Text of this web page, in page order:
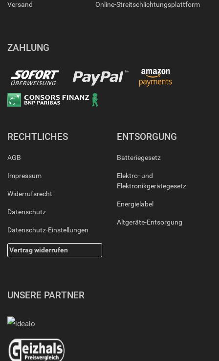
Versand Online-Streitschlichtungsplattform
ZAHLUNG
RECHTLICHES
AGB
Impressum
Widerrufsrecht
Datenschutz
Datenschutz-Einstellungen
Vertrag widerrufen
ENTSORGUNG
Batteriegesetz
Elektro- und
Elektronikgerätegesetz
Energielabel
Altgeräte-Entsorgung
UNSERE PARTNER